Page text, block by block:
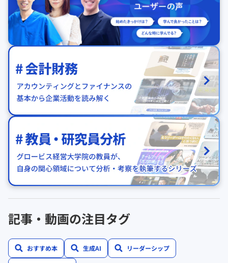
記事・動画の注目タグ
おすすめ本 生成AI リーダーシップ